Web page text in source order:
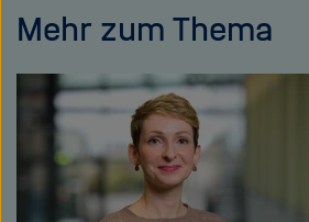
Dieses
überspringen
Mehr zum Thema